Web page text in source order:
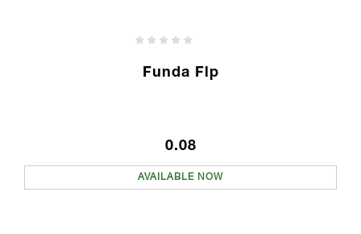
Funda Flp
0.08
AVAILABLE NOW